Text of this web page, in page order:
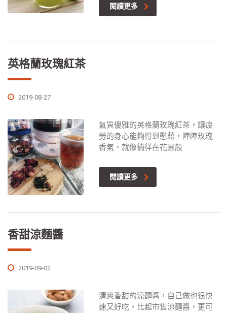
閱讀更多
英格蘭玫瑰紅茶
2019-08-27
氣質優雅的英格蘭玫瑰紅茶，讓疲
勞的身心能夠得到慰藉，陣陣玫瑰
香氣，就像徜徉在花園般
閱讀更多
香甜涼麵醬
2019-09-02
清爽香甜的涼麵醬，自己做也很快
速又好吃，比起市售涼麵醬，更可